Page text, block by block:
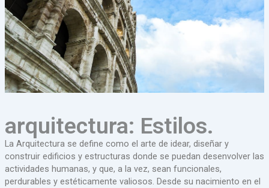
arquitectura: Estilos.
La Arquitectura se define como el arte de idear, diseñar y
construir edificios y estructuras donde se puedan desenvolver las
actividades humanas, y que, a la vez, sean funcionales,
perdurables y estéticamente valiosos. Desde su nacimiento en el